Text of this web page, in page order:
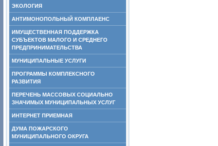
ЭКОЛОГИЯ
АНТИМОНОПОЛЬНЫЙ КОМПЛАЕНС
ИМУЩЕСТВЕННАЯ ПОДДЕРЖКА
СУБЪЕКТОВ МАЛОГО И СРЕДНЕГО
ПРЕДПРИНИМАТЕЛЬСТВА
МУНИЦИПАЛЬНЫЕ УСЛУГИ
ПРОГРАММЫ КОМПЛЕКСНОГО
РАЗВИТИЯ
ПЕРЕЧЕНЬ МАССОВЫХ СОЦИАЛЬНО
ЗНАЧИМЫХ МУНИЦИПАЛЬНЫХ УСЛУГ
ИНТЕРНЕТ ПРИЕМНАЯ
ДУМА ПОЖАРСКОГО
МУНИЦИПАЛЬНОГО ОКРУГА